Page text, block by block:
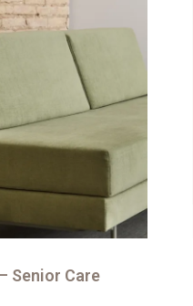
Senior Care